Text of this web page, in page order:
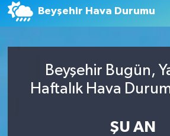
Beyşehir Hava Durumu
Beyşehir Bugün,
Haftalık Hava
ŞU AN
SPOR
EĞİTİM
Ordu Trafik Yoğunluk Haritası
Tüm Manşetler
Son Dakika Haberleri